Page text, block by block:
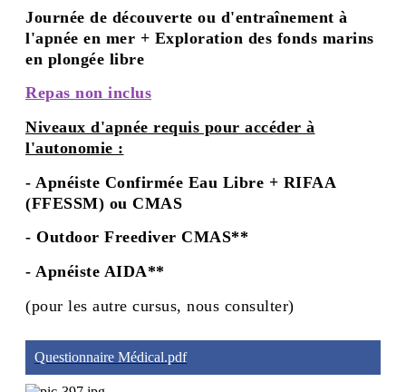
Journée de découverte ou d'entraînement à
l'apnée en mer + Exploration des fonds marins
en plongée libre
Repas non inclus
Niveaux d'apnée requis pour accéder à
l'autonomie :
- Apnéiste Confirmée Eau Libre + RIFAA
(FFESSM) ou CMAS
- Outdoor Freediver CMAS**
- Apnéiste AIDA**
(pour les autre cursus, nous consulter)
Questionnaire Médical.pdf